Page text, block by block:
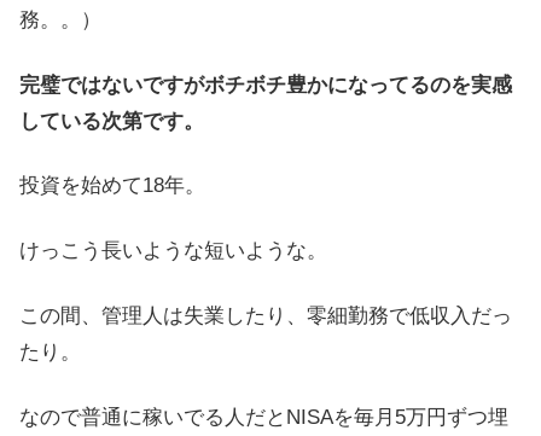
務。。）
完璧ではないですがボチボチ豊かになってるのを実感
している次第です。
投資を始めて18年。
けっこう長いような短いような。
この間、管理人は失業したり、零細勤務で低収入だっ
たり。
なので普通に稼いでる人だとNISAを毎月5万円ずつ埋